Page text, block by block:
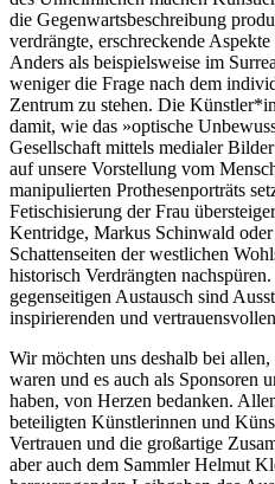
die Gegenwartsbeschreibung
verdrängte, erschreckende
Anders als beispielsweise im
weniger die Frage nach dem
Zentrum zu stehen. Die
damit, wie das »optische
Gesellschaft mittels medialer
auf unsere Vorstellung vom
manipulierten Prothesenporträts
Fetischisierung der Frau
Kentridge, Markus Schinwald
Schattenseiten der westlichen
historisch Verdrängten
gegenseitigen Austausch sind
inspirierenden und
Wir möchten uns deshalb bei
waren und es auch als Sponsoren
haben, von Herzen bedanken.
beteiligten Künstlerinnen und
Vertrauen und die großartige
aber auch dem Sammler Helmut